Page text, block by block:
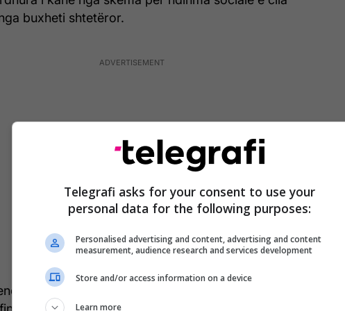
buxheti shtetëror.
për Punë Sociale në Prishtinë, Vebi Mujku ka thënë
Telegrafi asks for your consent to use your
personal data for the following purposes:
Personalised advertising and content, advertising and content
measurement, audience research and services development
Store and/or access information on a device
Learn more